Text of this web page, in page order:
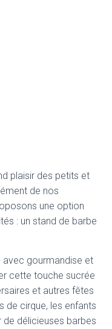
plaisir des petits et
de nos
une option
: un stand de barbe
avec gourmandise et
cette touche sucrée
et autres fêtes
de cirque, les enfants
de délicieuses barbes